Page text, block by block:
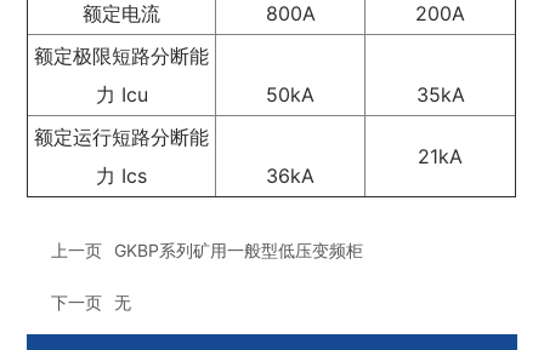
额定电流
800A
200A
额定极限短路分断能
力 Icu
50kA
35kA
额定运行短路分断能
力 Ics
36kA
21kA
上一页 GKBP系列矿用一般型低压变频柜
下一页 无